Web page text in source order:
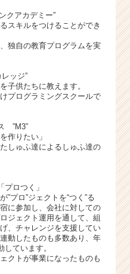
クアカデミー”
スキルをつけることができ
独自の教育プログラムを実
ッジ”
子供たちに教えます。
プログラミングスクールで
”M3”
作りたい」
しゅふ達によるしゅふ達の
ロつく」
”プロ”ジェクトを“つく”る
に参加し、会社に対しての
ジェクト運用を通して、組
、チャレンジを支援してい
動したものも多数あり、年
ています。
クトが事業になったものも